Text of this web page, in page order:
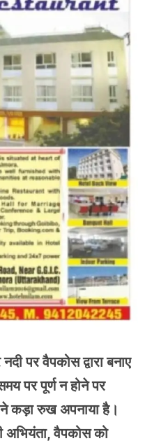
पर वैपकोस द्वारा बनाए
पर पूर्ण न होने पर
ने कड़ा रुख अपनाया है।
अभियंता, वैपकोस को